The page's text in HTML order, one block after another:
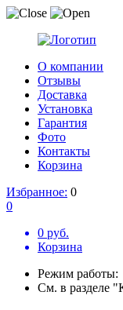
О компании
Отзывы
Доставка
Установка
Гарантия
Фото
Контакты
Корзина
Избранное: 0
0
0 руб.
Корзина
Режим работы:
См. в разделе